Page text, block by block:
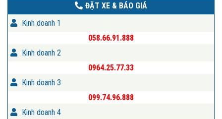
ĐẶT XE & BÁO GIÁ
Kinh doanh 1
058.66.91.888
Kinh doanh 2
0964.25.77.33
Kinh doanh 3
099.74.96.888
Kinh doanh 4